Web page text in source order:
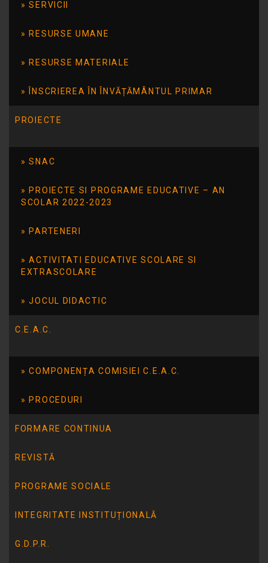
SERVICII
RESURSE UMANE
RESURSE MATERIALE
ÎNSCRIEREA ÎN ÎNVĂȚĂMÂNTUL PRIMAR
PROIECTE
SNAC
PROIECTE SI PROGRAME EDUCATIVE – AN
SCOLAR 2022-2023
PARTENERI
ACTIVITATI EDUCATIVE SCOLARE SI
EXTRASCOLARE
JOCUL DIDACTIC
C.E.A.C.
COMPONENȚA COMISIEI C.E.A.C.
PROCEDURI
FORMARE CONTINUA
REVISTĂ
PROGRAME SOCIALE
INTEGRITATE INSTITUȚIONALĂ
G.D.P.R.
III-a A, a IV-a și a VI- a.
Coordonatori:
Profesor: Eliza ȘTEFĂNESCU
Bibliotecar: Mihaela RUSU
Profesor: Anișoara Badică
Ziua Națională a Lecturii
Concursul de Creație Literară „ Îmi ZICI o